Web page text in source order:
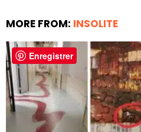
MORE FROM: INSOLITE
Enregistrer